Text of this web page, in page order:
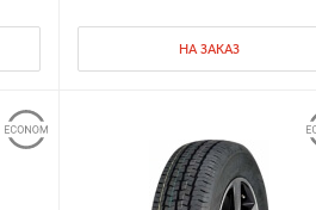
НА ЗАКАЗ